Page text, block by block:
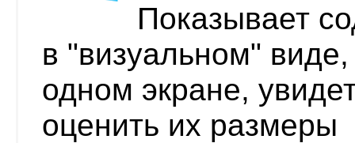
Показывает
в "визуальном"
одном экране,
оценить их размеры